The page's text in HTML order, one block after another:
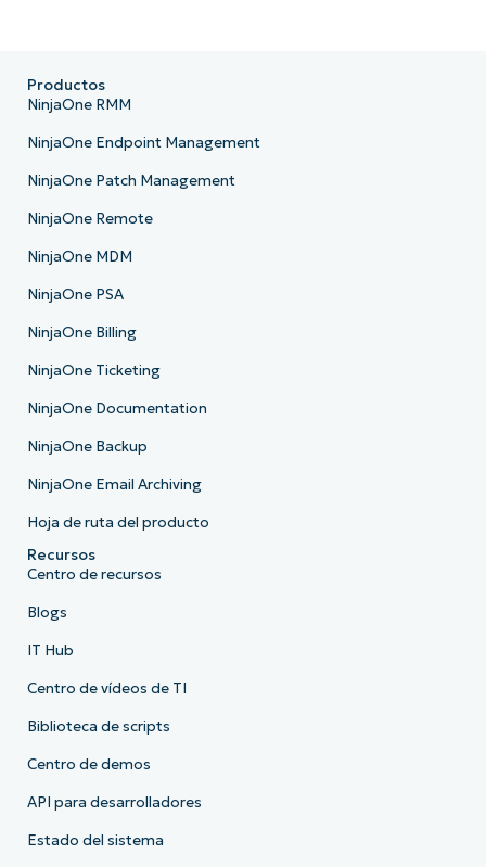
Productos
NinjaOne RMM
NinjaOne Endpoint Management
NinjaOne Patch Management
NinjaOne Remote
NinjaOne MDM
NinjaOne PSA
NinjaOne Billing
NinjaOne Ticketing
NinjaOne Documentation
NinjaOne Backup
NinjaOne Email Archiving
Hoja de ruta del producto
Recursos
Centro de recursos
Blogs
IT Hub
Centro de vídeos de TI
Biblioteca de scripts
Centro de demos
API para desarrolladores
Estado del sistema